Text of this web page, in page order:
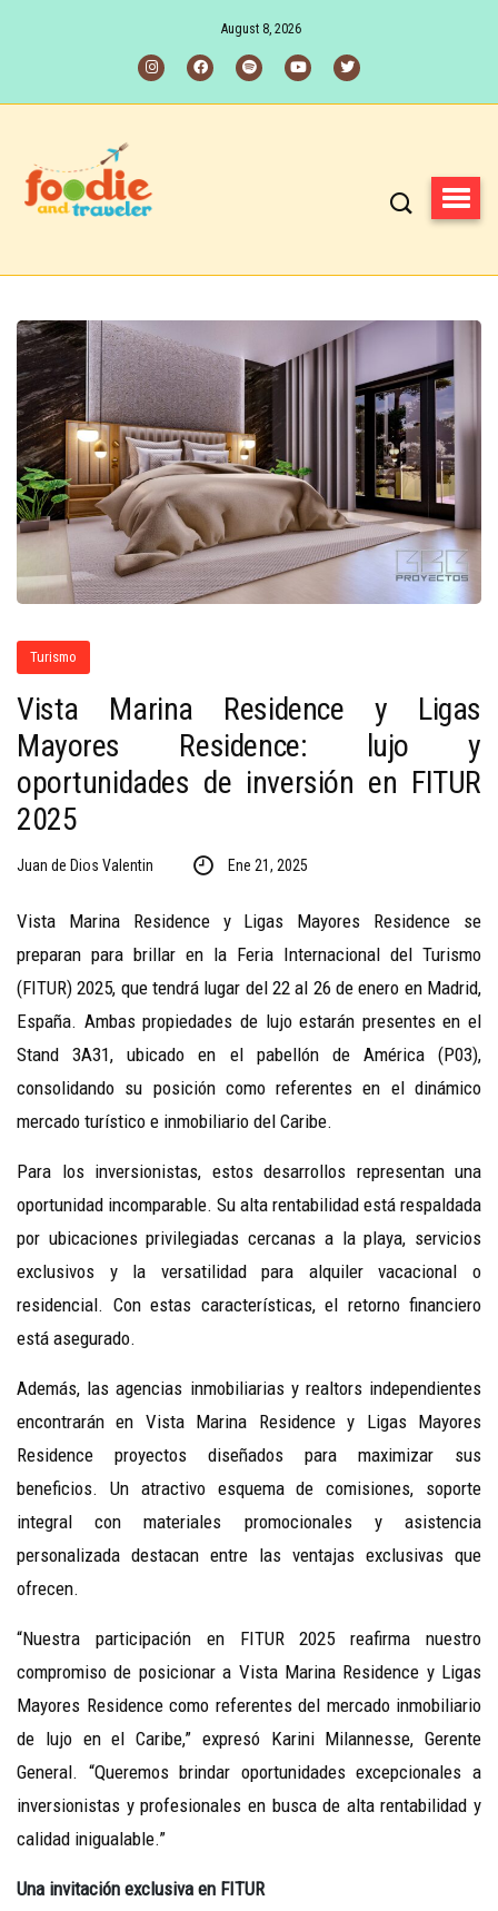
August 8, 2026
Turismo
Vista Marina Residence y Ligas
Mayores Residence: lujo y
oportunidades de inversión en FITUR
2025
Juan de Dios Valentin Ene 21, 2025
Vista Marina Residence y Ligas Mayores Residence se
preparan para brillar en la Feria Internacional del Turismo
(FITUR) 2025, que tendrá lugar del 22 al 26 de enero en Madrid,
España. Ambas propiedades de lujo estarán presentes en el
Stand 3A31, ubicado en el pabellón de América (P03),
consolidando su posición como referentes en el dinámico
mercado turístico e inmobiliario del Caribe.
Para los inversionistas, estos desarrollos representan una
oportunidad incomparable. Su alta rentabilidad está respaldada
por ubicaciones privilegiadas cercanas a la playa, servicios
exclusivos y la versatilidad para alquiler vacacional o
residencial. Con estas características, el retorno financiero
está asegurado.
Además, las agencias inmobiliarias y realtors independientes
encontrarán en Vista Marina Residence y Ligas Mayores
Residence proyectos diseñados para maximizar sus
beneficios. Un atractivo esquema de comisiones, soporte
integral con materiales promocionales y asistencia
personalizada destacan entre las ventajas exclusivas que
ofrecen.
“Nuestra participación en FITUR 2025 reafirma nuestro
compromiso de posicionar a Vista Marina Residence y Ligas
Mayores Residence como referentes del mercado inmobiliario
de lujo en el Caribe,” expresó Karini Milannesse, Gerente
General. “Queremos brindar oportunidades excepcionales a
inversionistas y profesionales en busca de alta rentabilidad y
calidad inigualable.”
Una invitación exclusiva en FITUR